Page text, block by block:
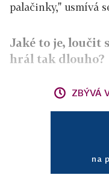
palačinky," usmívá
Jaké to je, loučit
hrál tak dlouho?
ZBÝVÁ
na